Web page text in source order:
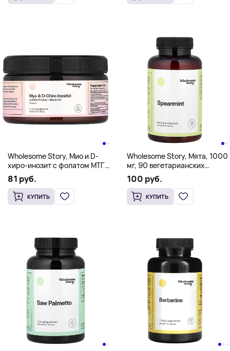
Wholesome Story, Мио и D-
хиро-инозит с фолатом МТГФ
и витамином D3 в порошке,
66 г (2,33 унции)
81 руб.
КУПИТЬ
Wholesome Story, Мята, 1000
мг, 90 вегетарианских
капсул (333 мг в 1 капсуле)
100 руб.
КУПИТЬ